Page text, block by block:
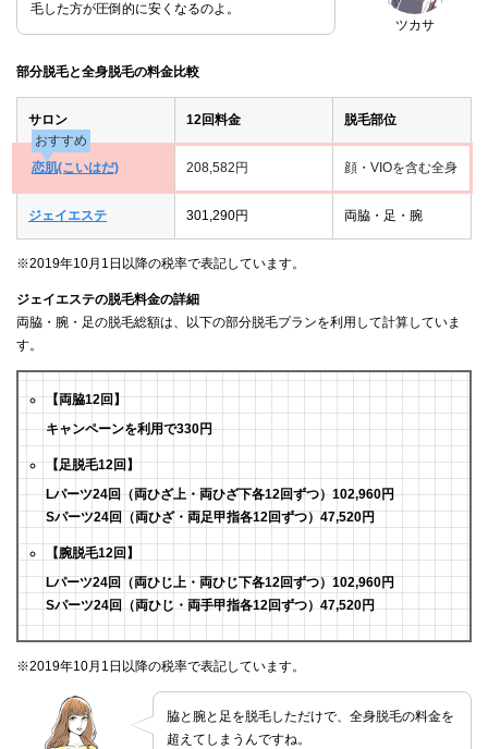
ツカサ
毛した方が圧倒的に安くなるのよ。
部分脱毛と全身脱毛の料金比較
サロン 12回料金
脱毛部位
おすすめ
恋肌(こいはだ)
208,582円 顔・VIOを含む全身
ジェイエステ 301,290円 両脇・足・腕
※2019年10月1日以降の税率で表記しています。
ジェイエステの脱毛料金の詳細
両脇・腕・足の脱毛総額は、以下の部分脱毛プランを利用して計算していま
す。
【両脇12回】
キャンペーンを利用で330円
【足脱毛12回】
Lパーツ24回（両ひざ上・両ひざ下各12回ずつ）102,960円
Sパーツ24回（両ひざ・両足甲指各12回ずつ）47,520円
【腕脱毛12回】
Lパーツ24回（両ひじ上・両ひじ下各12回ずつ）102,960円
Sパーツ24回（両ひじ・両手甲指各12回ずつ）47,520円
※2019年10月1日以降の税率で表記しています。
脇と腕と足を脱毛しただけで、全身脱毛の料金を
超えてしまうんですね。